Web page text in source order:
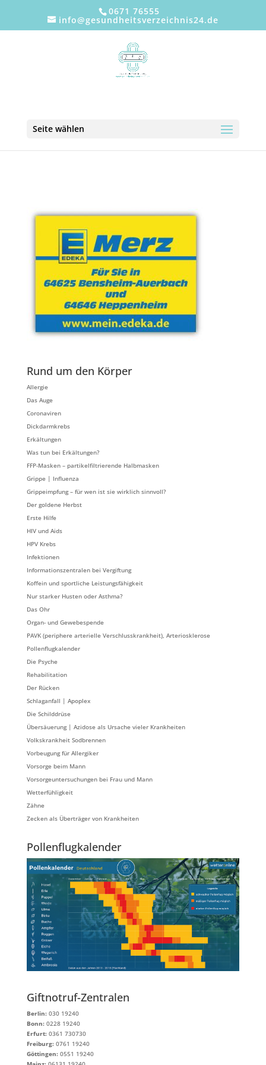
0671 76555
info@gesundheitsverzeichnis24.de
Seite wählen
Rund um den Körper
Allergie
Das Auge
Coronaviren
Dickdarmkrebs
Erkältungen
Was tun bei Erkältungen?
FFP-Masken – partikelfiltrierende Halbmasken
Grippe | Influenza
Grippeimpfung – für wen ist sie wirklich sinnvoll?
Der goldene Herbst
Erste Hilfe
HIV und Aids
HPV Krebs
Infektionen
Informationszentralen bei Vergiftung
Koffein und sportliche Leistungsfähigkeit
Nur starker Husten oder Asthma?
Das Ohr
Organ- und Gewebespende
PAVK (periphere arterielle Verschlusskrankheit), Arteriosklerose
Pollenflugkalender
Die Psyche
Rehabilitation
Der Rücken
Schlaganfall | Apoplex
Die Schilddrüse
Übersäuerung | Azidose als Ursache vieler Krankheiten
Volkskrankheit Sodbrennen
Vorbeugung für Allergiker
Vorsorge beim Mann
Vorsorgeuntersuchungen bei Frau und Mann
Wetterfühligkeit
Zähne
Zecken als Überträger von Krankheiten
Pollenflugkalender
Giftnotruf-Zentralen
Berlin:030 19240
Bonn:0228 19240
Erfurt:0361 730730
Freiburg:0761 19240
Göttingen:0551 19240